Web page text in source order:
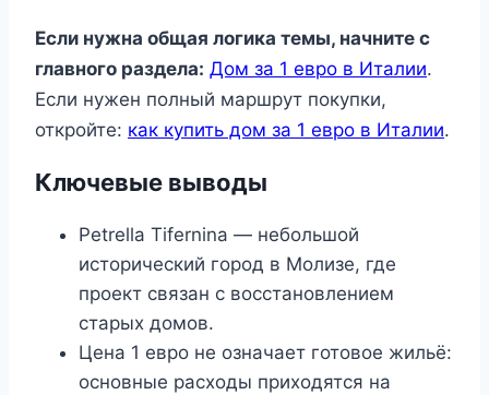
Если нужна общая логика темы, начните с
главного раздела: Дом за 1 евро в Италии.
Если нужен полный маршрут покупки,
откройте: как купить дом за 1 евро в Италии.
Ключевые выводы
Petrella Tifernina — небольшой
исторический город в Молизе, где
проект связан с восстановлением
старых домов.
Цена 1 евро не означает готовое жильё:
основные расходы приходятся на